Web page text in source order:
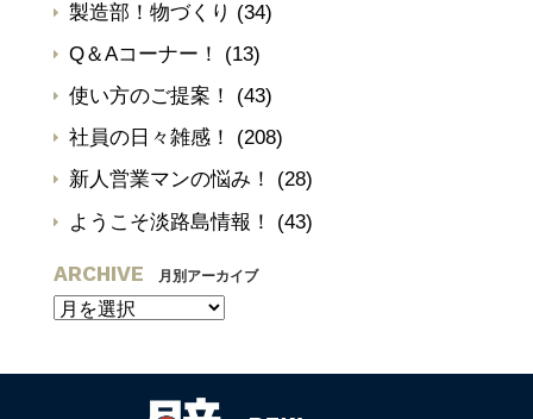
製造部！物づくり (34)
Q＆Aコーナー！
(13)
使い方のご提案！
(43)
社員の日々雑感！
(208)
新人営業マンの悩み！
(28)
ようこそ淡路島情報！
(43)
ARCHIVE 月別アーカイブ